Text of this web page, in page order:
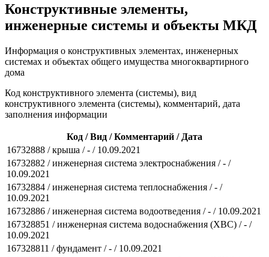
Конструктивные элементы,
инженерные системы и объекты МКД
Информация о конструктивных элементах, инженерных
системах и объектах общего имущества многоквартирного
дома
Код конструктивного элемента (системы), вид
конструктивного элемента (системы), комментарий, дата
заполнения информации
Код / Вид / Комментарий / Дата
16732888 / крыша / - / 10.09.2021
16732882 / инженерная система электроснабжения / - /
10.09.2021
16732884 / инженерная система теплоснабжения / - /
10.09.2021
16732886 / инженерная система водоотведения / - / 10.09.2021
167328851 / инженерная система водоснабжения (ХВС) / - /
10.09.2021
167328811 / фундамент / - / 10.09.2021